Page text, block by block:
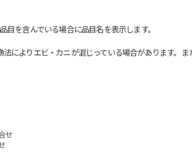
を含んでいる場合に品目名を表示します。
よりエビ・カニが混じっている場合があります。
せ